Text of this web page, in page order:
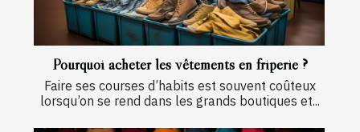
Pourquoi acheter les vêtements en friperie ?
Faire ses courses d’habits est souvent coûteux
lorsqu’on se rend dans les grands boutiques et...